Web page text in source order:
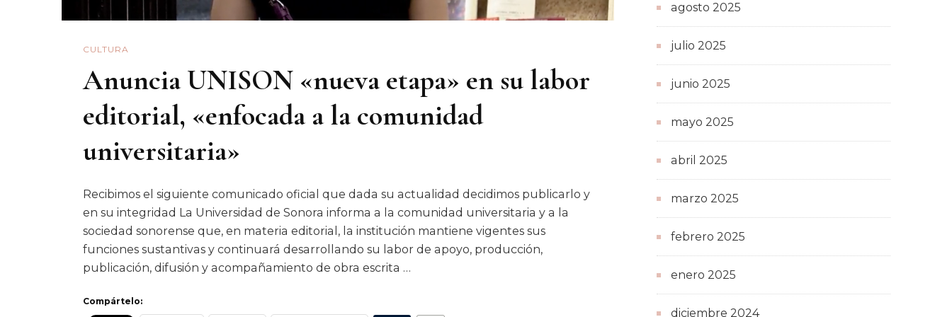
CULTURA
Anuncia UNISON «nueva etapa» en su labor
editorial, «enfocada a la comunidad
universitaria»
Recibimos el siguiente comunicado oficial que dada su actualidad decidimos publicarlo y
en su integridad La Universidad de Sonora informa a la comunidad universitaria y a la
sociedad sonorense que, en materia editorial, la institución mantiene vigentes sus
funciones sustantivas y continuará desarrollando su labor de apoyo, producción,
publicación, difusión y acompañamiento de obra escrita …
Compártelo:
agosto 2025
julio 2025
junio 2025
mayo 2025
abril 2025
marzo 2025
febrero 2025
enero 2025
diciembre 2024